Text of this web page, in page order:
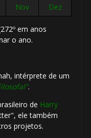
Nov Dez
em anos
o ano.
intérprete de um
.
de Harry
ele também
projetos.